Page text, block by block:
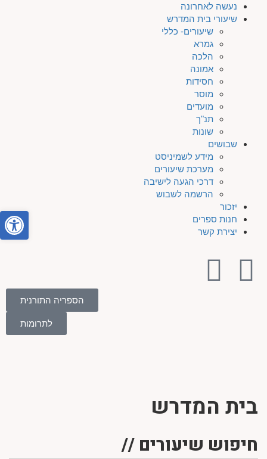
נעשה לאחרונה
שיעורי בית המדרש
שיעורים- כללי
גמרא
הלכה
אמונה
חסידות
מוסר
מועדים
תנ"ך
שונות
שבושים
מידע לשמיניסט
מערכת שיעורים
דרכי הגעה לישיבה
הרשמה לשבוש
יזכור
חנות ספרים
יצירת קשר
הספריה התורנית
לתרומות
בית המדרש
חיפוש שיעורים //
פתח